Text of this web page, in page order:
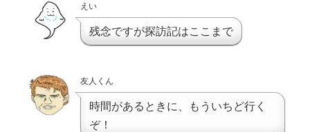
えい
残念ですが探訪記はここまで
友人くん
時間があるときに、もういちど行く
ぞ！